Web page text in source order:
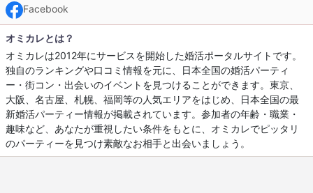
Facebook
オミカレとは？
オミカレは2012年にサービスを開始した婚活ポータルサイトです。
独自のランキングや口コミ情報を元に、日本全国の婚活パーティ
ー・街コン・出会いのイベントを見つけることができます。東京、
大阪、名古屋、札幌、福岡等の人気エリアをはじめ、日本全国の最
新婚活パーティー情報が掲載されています。参加者の年齢・職業・
趣味など、あなたが重視したい条件をもとに、オミカレでピッタリ
のパーティーを見つけ素敵なお相手と出会いましょう。